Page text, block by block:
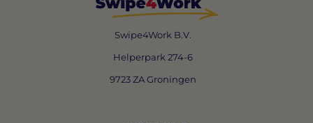
Swipe4Work B.V.
Helperpark 274-6
9723 ZA Groningen